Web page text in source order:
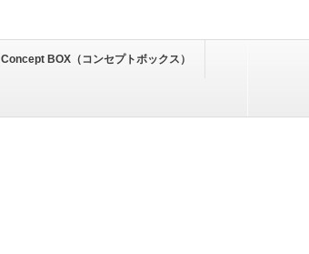
Concept BOX（コンセプトボックス）